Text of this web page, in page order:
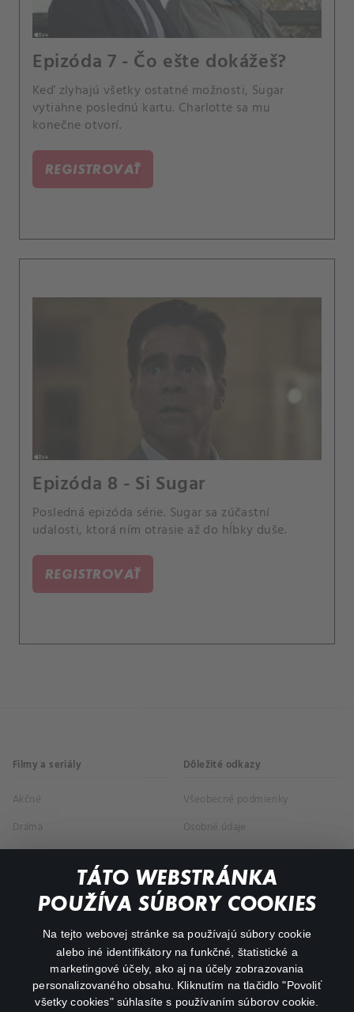
TÁTO WEBSTRÁNKA
POUŽÍVA SÚBORY COOKIES
Na tejto webovej stránke sa používajú súbory cookie
alebo iné identifikátory na funkčné, štatistické a
marketingové účely, ako aj na účely zobrazovania
personalizovaného obsahu. Kliknutím na tlačidlo "Povoliť
všetky cookies" súhlasíte s používaním súborov cookie.
Epizóda 7 - Čo ešte dokážeš?
Keď zlyhajú všetky ostatné možnosti, Sugar
vytiahne poslednú kartu. Charlotte sa mu
konečne otvorí.
REGISTROVAŤ
Epizóda 8 - Si Sugar
Posledná epizóda série. Sugar sa zúčastní
udalosti, ktorá ním otrasie až do hĺbky duše.
REGISTROVAŤ
Filmy a seriály
Akčné
Dráma
Dôležité odkazy
Všeobecné podmienky
Osobné údaje
O aplikácii Canal+